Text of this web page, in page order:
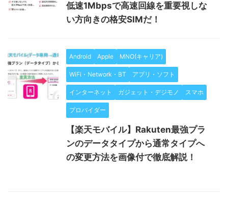
低速1Mbpsで高速回線を重要視しな
い方向きの格安SIMだ！
Android Apple MNO(キャリア)
WiFi・Network・BT アプリ・ソフト
インターネット ガジェット・デジモノ スマホ
プロバイダー
【楽天モバイル】Rakuten最強プラ
ンのデータタイプから通常タイプへ
の変更方法を画像付で徹底解説！